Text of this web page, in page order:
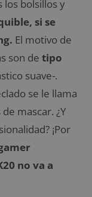
los bolsillos y
si se
El motivo de
son de tipo
suave-.
se le llama
mascar. ¿Y
¡Por
no va a